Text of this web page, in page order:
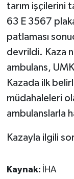
tarım işçilerini
63 E 3567
patlaması
devrildi. Kaza
ambulans,
Kazada ilk
müdahaleleri
ambulanslarla
Kazayla ilgili
Kaynak: İHA
İş Dünyası
Jandarma
Kadın
MAGAZİN
Otomobil
POLİTİKA